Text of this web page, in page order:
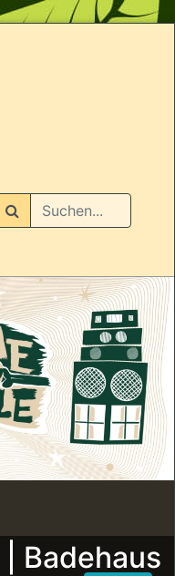
Suchen
Badehaus